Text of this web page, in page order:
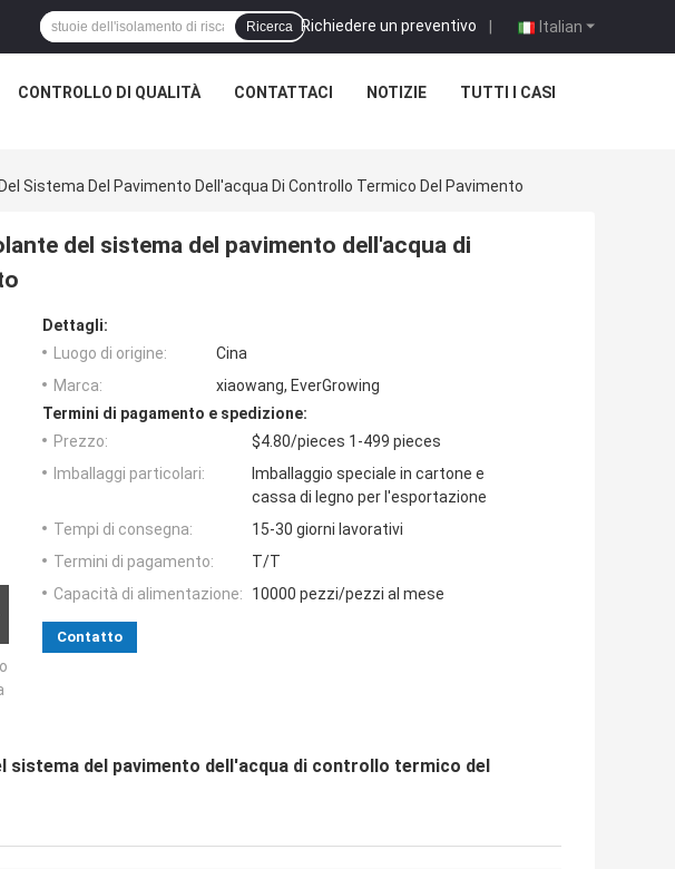
Italian
Richiedere un preventivo |
Ricerca
CONTROLLO DI QUALITÀ CONTATTACI NOTIZIE TUTTI I CASI
Sistema Del Pavimento Dell'acqua Di Controllo Termico Del Pavimento
del sistema del pavimento dell'acqua di
Dettagli:
Luogo di origine:
Cina
Marca:
xiaowang, EverGrowing
Termini di pagamento e spedizione:
Prezzo:
$4.80/pieces 1-499 pieces
Imballaggi particolari:
Imballaggio speciale in cartone e
cassa di legno per l'esportazione
Tempi di consegna:
15-30 giorni lavorativi
Termini di pagamento:
T/T
Capacità di alimentazione:
10000 pezzi/pezzi al mese
Contatto
sistema del pavimento dell'acqua di controllo termico del